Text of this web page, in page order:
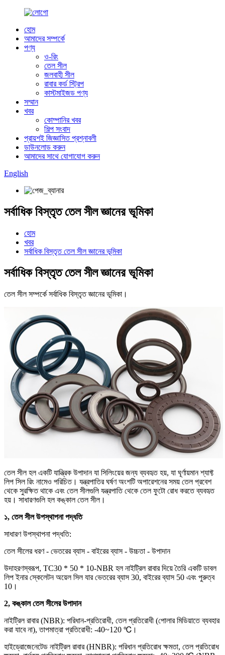
হোম
আমাদের সম্পর্কে
পণ্য
ও-রিং
তেল সীল
জলবাহী সীল
রাবার কর্ড স্ট্রিপ
কাস্টমাইজড পণ্য
সম্মান
খবর
কোম্পানির খবর
শিল্প সংবাদ
প্রায়শই জিজ্ঞাসিত প্রশ্নাবলী
ডাউনলোড করুন
আমাদের সাথে যোগাযোগ করুন
English
সর্বাধিক বিস্তৃত তেল সীল জ্ঞানের ভূমিকা
হোম
খবর
সর্বাধিক বিস্তৃত তেল সীল জ্ঞানের ভূমিকা
সর্বাধিক বিস্তৃত তেল সীল জ্ঞানের ভূমিকা
তেল সীল সম্পর্কে সর্বাধিক বিস্তৃত জ্ঞানের ভূমিকা।
তেল সীল হল একটি যান্ত্রিক উপাদান যা সিলিংয়ের জন্য ব্যবহৃত হয়, যা ঘূর্ণায়মান শ্যাফ্ট
লিপ সিল রিং নামেও পরিচিত। যন্ত্রপাতির ঘর্ষণ অংশটি অপারেশনের সময় তেল প্রবেশ
থেকে সুরক্ষিত থাকে এবং তেল সীলগুলি যন্ত্রপাতি থেকে তেল ফুটো রোধ করতে ব্যবহৃত
হয়। সাধারণগুলি হল কঙ্কাল তেল সীল।
১, তেল সীল উপস্থাপনা পদ্ধতি
সাধারণ উপস্থাপনা পদ্ধতি:
তেল সীলের ধরণ - ভেতরের ব্যাস - বাইরের ব্যাস - উচ্চতা - উপাদান
উদাহরণস্বরূপ, TC30 * 50 * 10-NBR হল নাইট্রিল রাবার দিয়ে তৈরি একটি ডাবল
লিপ ইনার স্কেলেটন অয়েল সিল যার ভেতরের ব্যাস 30, বাইরের ব্যাস 50 এবং পুরুত্ব
10।
2, কঙ্কাল তেল সীলের উপাদান
নাইট্রিল রাবার (NBR): পরিধান-প্রতিরোধী, তেল প্রতিরোধী (পোলার মিডিয়াতে ব্যবহার
করা যাবে না), তাপমাত্রা প্রতিরোধী: -40~120 ℃।
হাইড্রোজেনেটেড নাইট্রিল রাবার (HNBR): পরিধান প্রতিরোধ ক্ষমতা, তেল প্রতিরোধ